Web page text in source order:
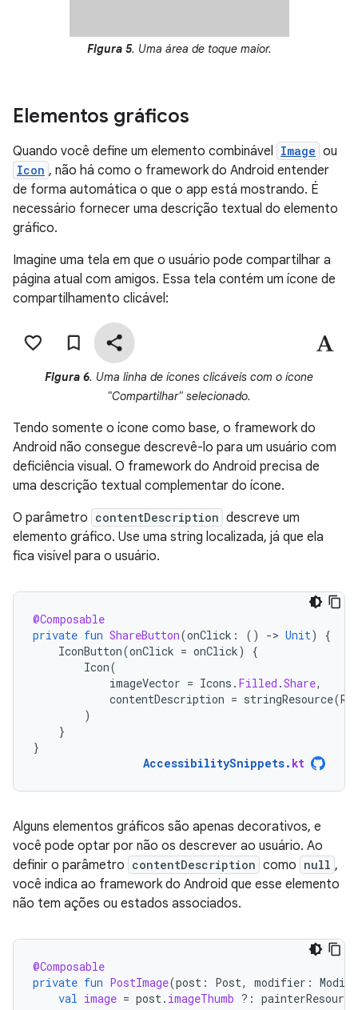
Figura 5. Uma área de toque maior.
Elementos gráficos
Quando você define um elemento combinável Image ou
Icon , não há como o framework do Android entender
de forma automática o que o app está mostrando. É
necessário fornecer uma descrição textual do elemento
gráfico.
Imagine uma tela em que o usuário pode compartilhar a
página atual com amigos. Essa tela contém um ícone de
compartilhamento clicável:
Figura 6. Uma linha de ícones clicáveis com o ícone
"Compartilhar" selecionado.
Tendo somente o ícone como base, o framework do
Android não consegue descrevê-lo para um usuário com
deficiência visual. O framework do Android precisa de
uma descrição textual complementar do ícone.
O parâmetro contentDescription descreve um
elemento gráfico. Use uma string localizada, já que ela
fica visível para o usuário.
@Composable
private fun ShareButton(onClick : () -> Unit)
{
IconButton(onClick = onClick)
{
Icon(
imageVector = Icons . Filled .Share,
contentDescription = stringResource(R
)
}
}
AccessibilitySnippets. kt
Alguns elementos gráficos são apenas decorativos, e
você pode optar por não os descrever ao usuário. Ao
definir o parâmetro contentDescription como null ,
você indica ao framework do Android que esse elemento
não tem ações ou estados associados.
@Composable
private fun PostImage(post : Post, modifier :
val image = post. imageThumb ?: painterResource